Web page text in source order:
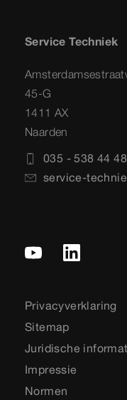
Service Techniek
45-G
1411 AX
Naarden
035 - 538 44 48
service-
Privacyverklaring
Sitemap
Juridische
Impressie
Normen